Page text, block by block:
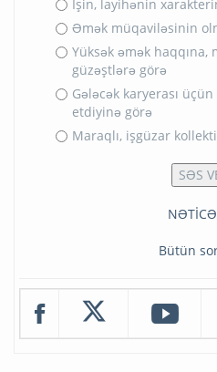
İşin, layihənin
Əmək müqaviləsinin
Yüksək əmək
güzəştlərə görə
Gələcək karyerası
etdiyinə görə
Maraqlı, işgüzar
Bütün